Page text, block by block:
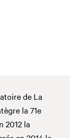
de La
la 71e
2012 la